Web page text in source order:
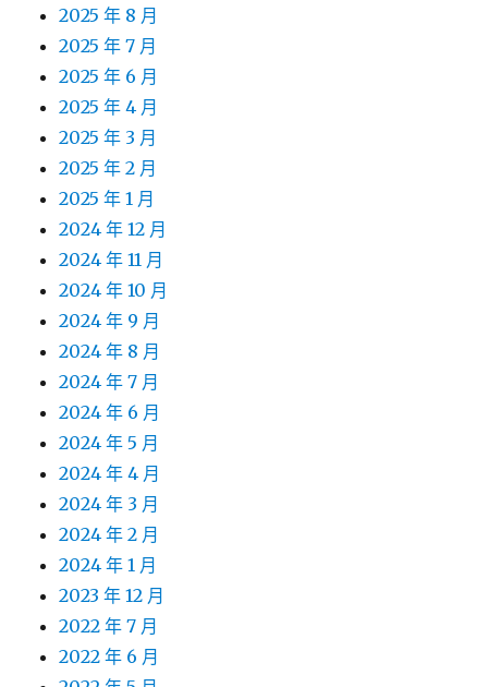
2025 年 8 月
2025 年 7 月
2025 年 6 月
2025 年 4 月
2025 年 3 月
2025 年 2 月
2025 年 1 月
2024 年 12 月
2024 年 11 月
2024 年 10 月
2024 年 9 月
2024 年 8 月
2024 年 7 月
2024 年 6 月
2024 年 5 月
2024 年 4 月
2024 年 3 月
2024 年 2 月
2024 年 1 月
2023 年 12 月
2022 年 7 月
2022 年 6 月